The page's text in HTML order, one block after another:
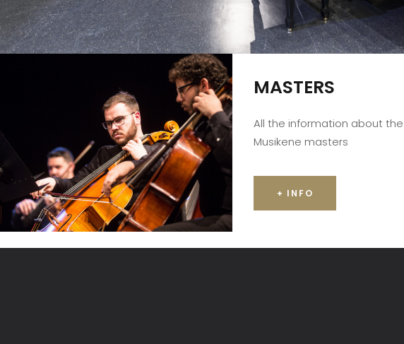
MASTERS
All the information about the
Musikene masters
+ INFO